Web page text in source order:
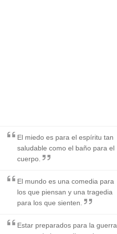
El miedo es para el espíritu tan
saludable como el baño para el
cuerpo.
El mundo es una comedia para
los que piensan y una tragedia
para los que sienten.
Estar preparados para la guerra